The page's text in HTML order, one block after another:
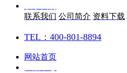
联系我们 公司简介 资料下载
TEL：400-801-8894
网站首页